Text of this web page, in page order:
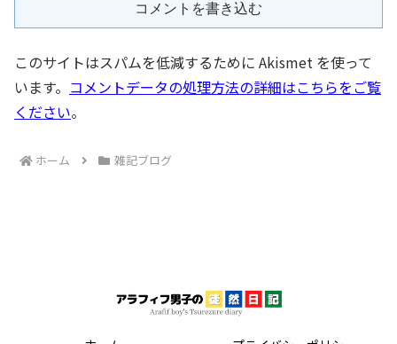
コメントを書き込む
このサイトはスパムを低減するために Akismet を使って
います。 コメントデータの処理方法の詳細はこちらをご覧
ください。
ホーム 雑記ブログ